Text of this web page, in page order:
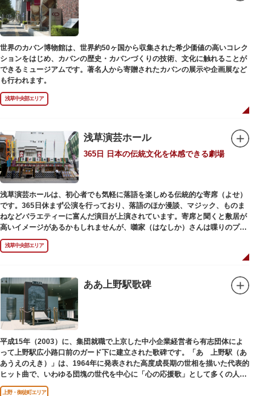
世界のカバン博物館は、世界約50ヶ国から収集された希少価値の高いコレク
ションをはじめ、カバンの歴史・カバンづくりの技術、文化に触れることが
できるミュージアムです。著名人から寄贈されたカバンの展示や企画展など
も行われます。
浅草中央部エリア
浅草演芸ホール
365日 日本の伝統文化を体感できる劇場
浅草演芸ホールは、初心者でも気軽に落語を楽しめる伝統的な寄席（よせ）
です。365日休まず公演を行っており、落語のほか漫談、マジック、ものま
ねなどバラエティーに富んだ演目が上演されています。寄席と聞くと敷居が
高いイメージがあるかもしれませんが、囃家（はなしか）さんは喋りのプ
ロ。すぐに巧みな話芸に引き込まれ、予備知識が無くても楽しめます。
ホール内で飲食できるのも魅力のひとつ。売店でお弁当やお菓子を買ってゆ
っくり番組を楽しんではいかがでしょう。数々の著名な落語家やお笑い芸人
浅草中央部エリア
ああ上野駅歌碑
平成15年（2003）に、集団就職で上京した中小企業経営者ら有志団体によ
って上野駅広小路口前のガード下に建立された歌碑です。「あゝ上野駅（あ
あうえのえき）」は、1964年に発表された高度成長期の世相を描いた代表的
ヒット曲で、いわゆる団塊の世代を中心に「心の応援歌」として多くの人々
に勇気と感動を与えました。
上野・御徒町エリア